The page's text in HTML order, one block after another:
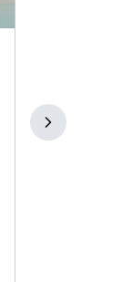
nimi są